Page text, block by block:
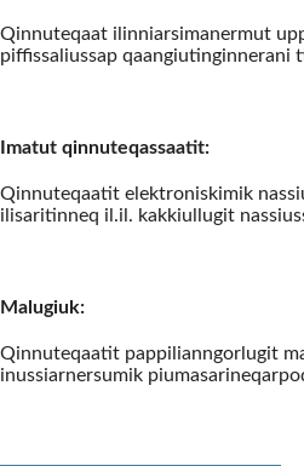
Qinnuteqaat ilinniarsimanermut
piffissaliussap qaangiutinginnerani
Imatut qinnuteqassaatit:
Qinnuteqaatit elektroniskimik
ilisaritinneq il.il. kakkiullugit
Malugiuk:
Qinnuteqaatit pappilianngorlugit
inussiarnersumik